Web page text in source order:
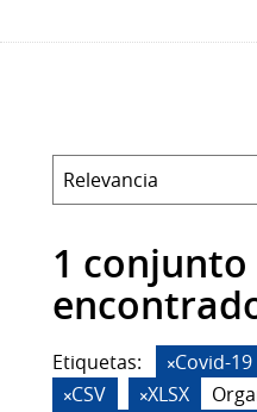
1
Etiquetas: Covid-19
CSV
XLSX